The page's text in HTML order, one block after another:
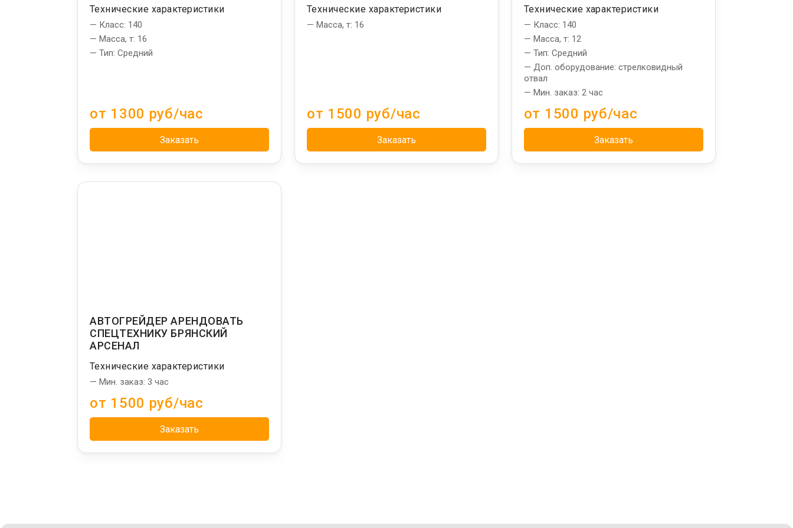
Технические характеристики
— Класс: 140
— Масса, т: 16
— Тип: Средний
от 1300 руб/час
Заказать
Технические характеристики
— Масса, т: 16
от 1500 руб/час
Заказать
Технические характеристики
— Класс: 140
— Масса, т: 12
— Тип: Средний
— Доп. оборудование: стрелковидный
отвал
— Мин. заказ: 2 час
от 1500 руб/час
Заказать
АВТОГРЕЙДЕР АРЕНДОВАТЬ
СПЕЦТЕХНИКУ БРЯНСКИЙ
АРСЕНАЛ
Технические характеристики
— Мин. заказ: 3 час
от 1500 руб/час
Заказать